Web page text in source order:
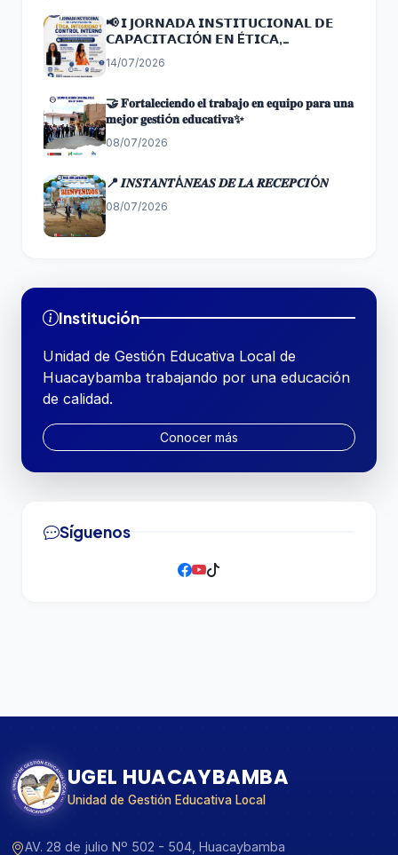
📢 𝗜 𝗝𝗢𝗥𝗡𝗔𝗗𝗔 𝗜𝗡𝗦𝗧𝗜𝗧𝗨𝗖𝗜𝗢𝗡𝗔𝗟 𝗗𝗘
𝗖𝗔𝗣𝗔𝗖𝗜𝗧𝗔𝗖𝗜Ó𝗡 𝗘𝗡 É𝗧𝗜𝗖𝗔,
𝗜𝗡𝗧𝗘𝗚𝗥𝗜𝗗𝗔𝗗 𝗬 𝗖𝗢𝗡𝗧𝗥𝗢𝗟 𝗜𝗡𝗧𝗘𝗥𝗡𝗢
14/07/2026
🤝 𝐅𝐨𝐫𝐭𝐚𝐥𝐞𝐜𝐢𝐞𝐧𝐝𝐨 𝐞𝐥 𝐭𝐫𝐚𝐛𝐚𝐣𝐨 𝐞𝐧 𝐞𝐪𝐮𝐢𝐩𝐨 𝐩𝐚𝐫𝐚 𝐮𝐧𝐚
𝐦𝐞𝐣𝐨𝐫 𝐠𝐞𝐬𝐭𝐢ó𝐧 𝐞𝐝𝐮𝐜𝐚𝐭𝐢𝐯𝐚✨
08/07/2026
📍 𝑰𝑵𝑺𝑻𝑨𝑵𝑻Á𝑵𝑬𝑨𝑺 𝑫𝑬 𝑳𝑨 𝑹𝑬𝑪𝑬𝑷𝑪𝑰Ó𝑵
08/07/2026
Institución
Unidad de Gestión Educativa Local de
Huacaybamba trabajando por una educación
de calidad.
Conocer más
Síguenos
UGEL HUACAYBAMBA
Unidad de Gestión Educativa Local
AV. 28 de julio Nº 502 - 504, Huacaybamba